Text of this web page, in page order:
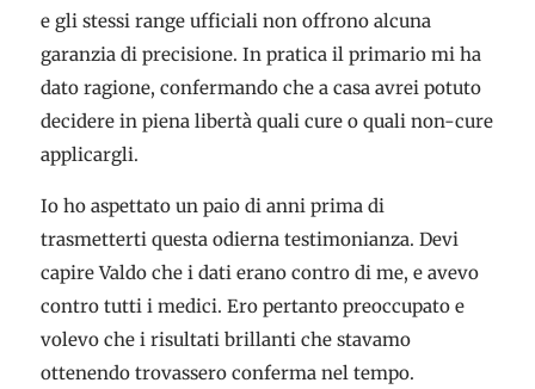
e gli stessi range ufficiali non offrono alcuna
garanzia di precisione. In pratica il primario mi ha
dato ragione, confermando che a casa avrei potuto
decidere in piena libertà quali cure o quali non-cure
applicargli.
Io ho aspettato un paio di anni prima di
trasmetterti questa odierna testimonianza. Devi
capire Valdo che i dati erano contro di me, e avevo
contro tutti i medici. Ero pertanto preoccupato e
volevo che i risultati brillanti che stavamo
ottenendo trovassero conferma nel tempo.